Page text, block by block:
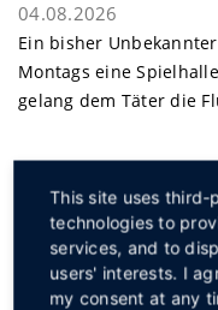
04.08.2026
Ein bisher
Montags eine
gelang dem Täter die
This site uses
technologies to
services, and to
users' interests. I
my consent at any